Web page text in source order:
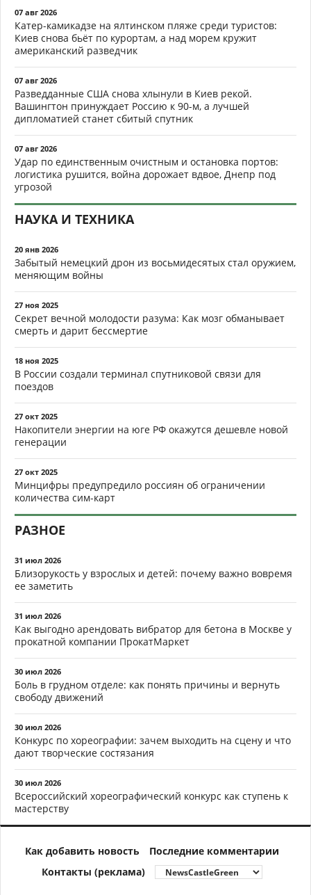
07 авг 2026
Катер-камикадзе на ялтинском пляже среди туристов:
Киев снова бьёт по курортам, а над морем кружит
американский разведчик
07 авг 2026
Разведданные США снова хлынули в Киев рекой.
Вашингтон принуждает Россию к 90-м, а лучшей
дипломатией станет сбитый спутник
07 авг 2026
Удар по единственным очистным и остановка портов:
логистика рушится, война дорожает вдвое, Днепр под
угрозой
НАУКА И ТЕХНИКА
20 янв 2026
Забытый немецкий дрон из восьмидесятых стал оружием,
меняющим войны
27 ноя 2025
Секрет вечной молодости разума: Как мозг обманывает
смерть и дарит бессмертие
18 ноя 2025
В России создали терминал спутниковой связи для
поездов
27 окт 2025
Накопители энергии на юге РФ окажутся дешевле новой
генерации
27 окт 2025
Минцифры предупредило россиян об ограничении
количества сим-карт
РАЗНОЕ
31 июл 2026
Близорукость у взрослых и детей: почему важно вовремя
ее заметить
31 июл 2026
Как выгодно арендовать вибратор для бетона в Москве у
прокатной компании ПрокатМаркет
30 июл 2026
Боль в грудном отделе: как понять причины и вернуть
свободу движений
30 июл 2026
Конкурс по хореографии: зачем выходить на сцену и что
дают творческие состязания
30 июл 2026
Всероссийский хореографический конкурс как ступень к
мастерству
Как добавить новость
Последние комментарии
Контакты (реклама)